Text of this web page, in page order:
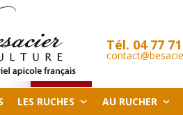
Tél. 04 77
LES RUCHES AU RUCHER